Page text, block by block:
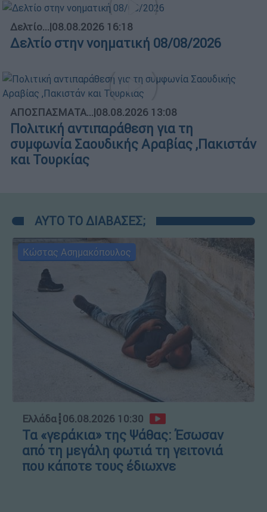
Δελτίο...|08.08.2026 16:18
Δελτίο στην νοηματική 08/08/2026
ΑΠΟΣΠΑΣΜΑΤΑ...|08.08.2026 13:08
Πολιτική αντιπαράθεση για τη
συμφωνία Σαουδικής Αραβίας ,Πακιστάν
και Τουρκίας
ΑΥΤΟ ΤΟ ΔΙΑΒΑΣΕΣ;
Κώστας Ασημακόπουλος
Ελλάδα┋06.08.2026 10:30
Τα «γεράκια» της Ψάθας: Έσωσαν
από τη μεγάλη φωτιά τη γειτονιά
που κάποτε τους έδιωχνε